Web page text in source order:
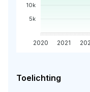
10k
5k
2020 2021
Toelichting